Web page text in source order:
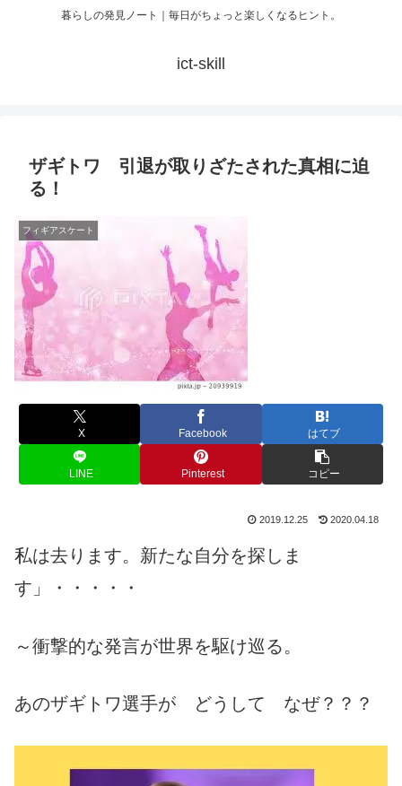
暮らしの発見ノート｜毎日がちょっと楽しくなるヒント。
ict-skill
ザギトワ 引退が取りざたされた真相に迫
る！
フィギアスケート
X Facebook はてブ
LINE Pinterest コピー
2019.12.25 2020.04.18
私は去ります。新たな自分を探しま
す」・・・・・
～衝撃的な発言が世界を駆け巡る。
あのザギトワ選手が どうして なぜ？？？